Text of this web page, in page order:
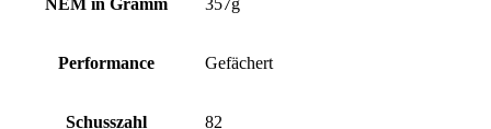
Performance Gefächert
Schusszahl 82